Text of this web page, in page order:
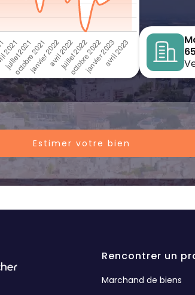
65
Estimer votre bien
Rencontrer un
Marchand de biens